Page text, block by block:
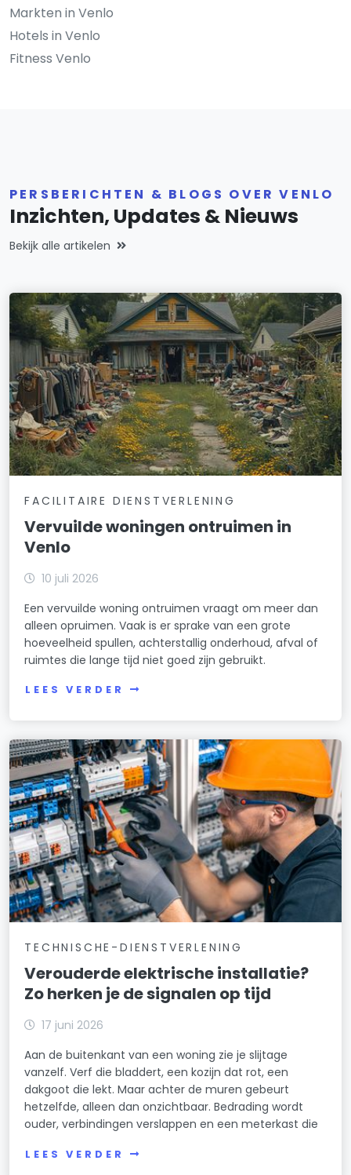
Markten in Venlo
Hotels in Venlo
Fitness Venlo
PERSBERICHTEN & BLOGS OVER VENLO
Inzichten, Updates & Nieuws
Bekijk alle artikelen
FACILITAIRE DIENSTVERLENING
Vervuilde woningen ontruimen in
Venlo
10 juli 2026
Een vervuilde woning ontruimen vraagt om meer dan
alleen opruimen. Vaak is er sprake van een grote
hoeveelheid spullen, achterstallig onderhoud, afval of
ruimtes die lange tijd niet goed zijn gebruikt.
LEES VERDER
TECHNISCHE-DIENSTVERLENING
Verouderde elektrische installatie?
Zo herken je de signalen op tijd
17 juni 2026
Aan de buitenkant van een woning zie je slijtage
vanzelf. Verf die bladdert, een kozijn dat rot, een
dakgoot die lekt. Maar achter de muren gebeurt
hetzelfde, alleen dan onzichtbaar. Bedrading wordt
ouder, verbindingen verslappen en een meterkast die
LEES VERDER